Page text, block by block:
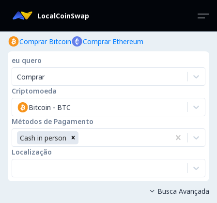
LocalCoinSwap
Comprar Bitcoin Comprar Ethereum
eu quero
Comprar
Criptomoeda
Bitcoin - BTC
Métodos de Pagamento
Cash in person
Localização
 Busca Avançada